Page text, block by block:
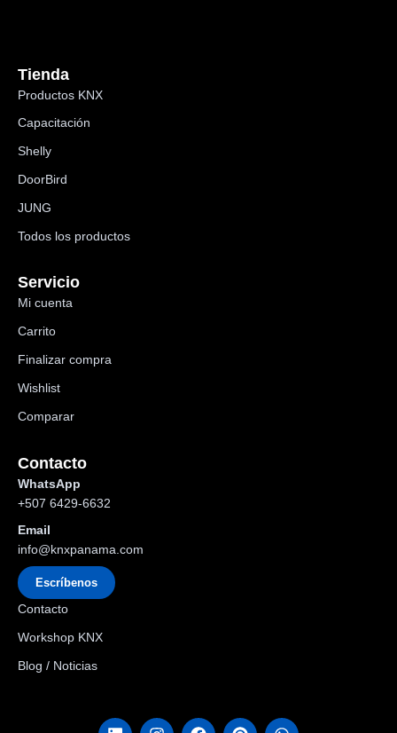
Tienda
Productos KNX
Capacitación
Shelly
DoorBird
JUNG
Todos los productos
Servicio
Mi cuenta
Carrito
Finalizar compra
Wishlist
Comparar
Contacto
WhatsApp
+507 6429-6632
Email
info@knxpanama.com
Escríbenos
Contacto
Workshop KNX
Blog / Noticias